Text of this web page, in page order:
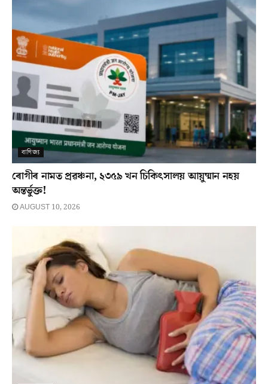
বাণিজ্য
ৰোগীৰ নামত প্ৰৱঞ্চনা, ২৩৫৯ খন চিকিৎসালয় আয়ুষ্মান নহয়
অন্তৰ্ভুক্ত!
AUGUST 10, 2026